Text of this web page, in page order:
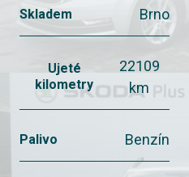
Skladem Brno
Ujeté
kilometry
22109
km
Palivo Benzín